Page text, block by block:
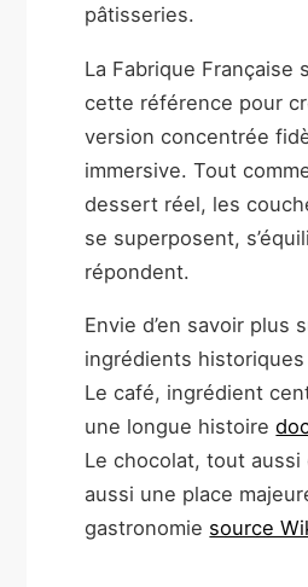
pâtisseries.
La Fabrique Française
cette référence pour
version concentrée
immersive. Tout
dessert réel, les
se superposent,
répondent.
Envie d’en savoir plus
ingrédients
Le café, ingrédient
une longue histoire
Le chocolat, tout aussi
aussi une place
gastronomie source